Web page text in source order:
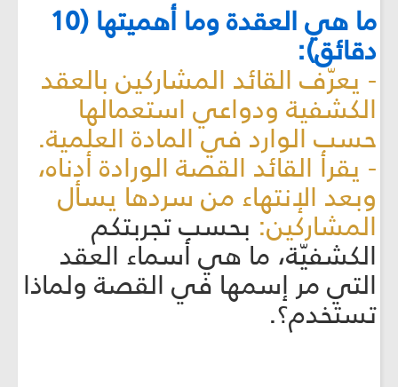
ما هي العقدة وما أهميتها (10
دقائق):
- يعرّف القائد المشاركين بالعقد
الكشفية ودواعي استعمالها
حسب الوارد في المادة العلمية.
- يقرأ القائد القصة الورادة أدناه،
وبعد الإنتهاء من سردها يسأل
المشاركين: بحسب تجربتكم
الكشفيّة، ما هي أسماء العقد
التي مر إسمها في القصة ولماذا
تستخدم؟.